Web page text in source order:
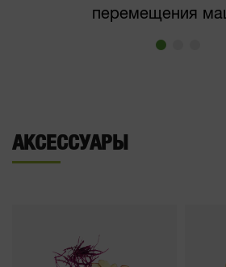
перемещения
АКСЕССУАРЫ